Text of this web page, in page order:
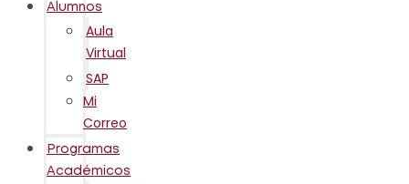
Alumnos
Aula
Virtual
SAP
Mi
Correo
Programas
Académicos